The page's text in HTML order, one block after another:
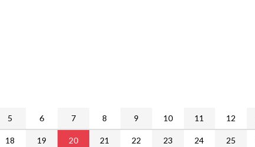
5 6 7 8 9 10 11 12
18 19 20 21 22 23 24 25